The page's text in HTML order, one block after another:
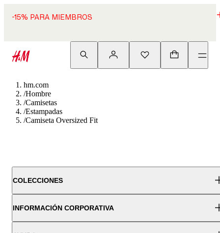
-15% PARA MIEMBROS
hm.com
/Hombre
/Camisetas
/Estampadas
/Camiseta Oversized Fit
COLECCIONES
INFORMACIÓN CORPORATIVA